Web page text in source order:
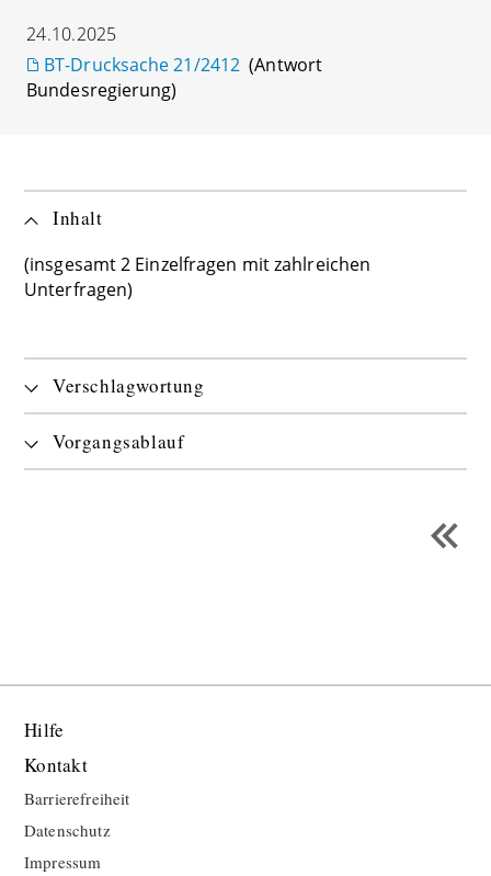
24.10.2025
BT-Drucksache 21/2412 (Antwort
Bundesregierung)
Inhalt
(insgesamt 2 Einzelfragen mit zahlreichen
Unterfragen)
Verschlagwortung
Vorgangsablauf
Hilfe
Kontakt
Barrierefreiheit
Datenschutz
Impressum